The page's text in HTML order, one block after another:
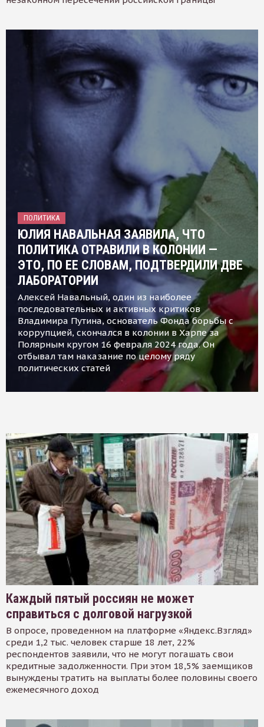
ПОЛИТИКА
ЮЛИЯ НАВАЛЬНАЯ ЗАЯВИЛА, ЧТО
ПОЛИТИКА ОТРАВИЛИ В КОЛОНИИ —
ЭТО, ПО ЕЕ СЛОВАМ, ПОДТВЕРДИЛИ ДВЕ
ЛАБОРАТОРИИ
Алексей Навальный, один из наиболее
последовательных и активных критиков
Владимира Путина, основатель Фонда борьбы с
коррупцией, скончался в колонии в Харпе за
Полярным кругом 16 февраля 2024 года. Он
отбывал там наказание по целому ряду
политических статей
Каждый пятый россиян не может
справиться с долговой нагрузкой
В опросе, проведенном на платформе «Яндекс.Взгляд»
среди 1,2 тыс. человек старше 18 лет, 22%
респондентов заявили, что не могут погашать свои
кредитные задолженности. При этом 18,5% заемщиков
вынуждены тратить на выплаты более половины своего
ежемесячного доход